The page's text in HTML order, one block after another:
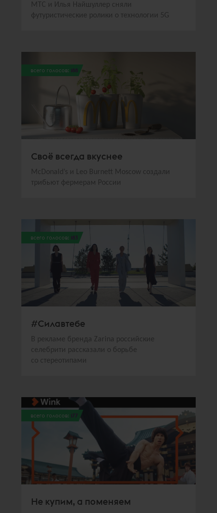
МТС и Илья Найшуллер сняли
футуристические ролики о технологии 5G
всего голосов: 188
Своё всегда вкуснее
McDonald’s и Leo Burnett Moscow создали
трибьют фермерам России
всего голосов: 183
#Силавтебе
В рекламе бренда Zarina российские
селебрити рассказали о борьбе
со стереотипами
всего голосов: 177
Не купим, а поменяем